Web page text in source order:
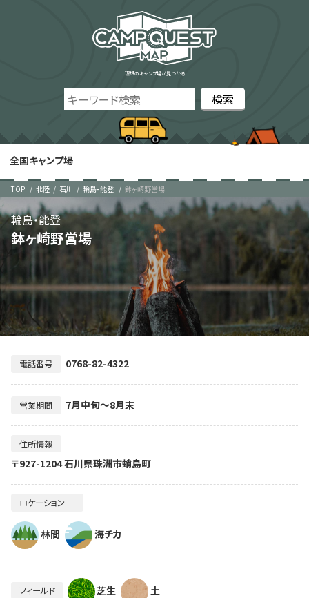
理想のキャンプ場が見つかる
全国キャンプ場
TOP 北陸 石川 輪島・能登 鉢ヶ崎野営場
鉢ヶ崎野営場
輪島・能登
電話番号 0768-82-4322
営業期間 7月中旬～8月末
住所情報
〒927-1204 石川県珠洲市蛸島町
ロケーション
林間 海チカ
フィールド 芝生 土